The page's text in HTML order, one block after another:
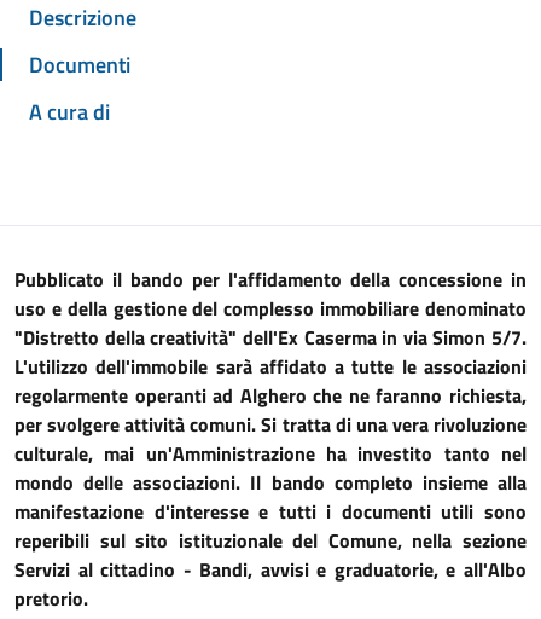
Descrizione
Documenti
A cura di
Pubblicato il bando per l'affidamento della concessione in
uso e della gestione del complesso immobiliare denominato
"Distretto della creatività" dell'Ex Caserma in via Simon 5/7.
L'utilizzo dell'immobile sarà affidato a tutte le associazioni
regolarmente operanti ad Alghero che ne faranno richiesta,
per svolgere attività comuni. Si tratta di una vera rivoluzione
culturale, mai un'Amministrazione ha investito tanto nel
mondo delle associazioni. Il bando completo insieme alla
manifestazione d'interesse e tutti i documenti utili sono
reperibili sul sito istituzionale del Comune, nella sezione
Servizi al cittadino - Bandi, avvisi e graduatorie, e all'Albo
pretorio.